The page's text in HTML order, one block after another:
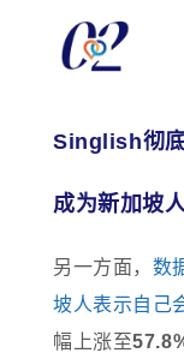
Singlish彻
成为新加坡
另一方面， 数
坡人表示自己
幅上涨至